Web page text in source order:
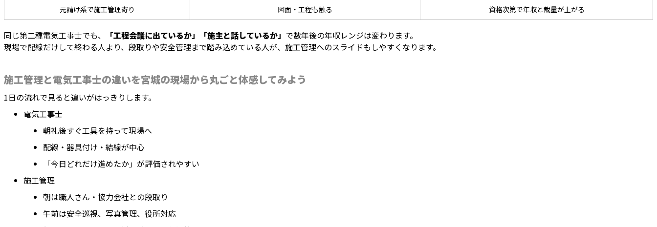
元請け系で施工管理寄り 図面・工程も触る 資格次第で年収と裁量が上がる
同じ第二種電気工事士でも、 「工程会議に出ているか」「施主と話しているか」 で数年後の年収レンジは変わります。
現場で配線だけして終わる人より、段取りや安全管理まで踏み込めている人が、施工管理へのスライドもしやすくなります。
施工管理と電気工事士の違いを宮城の現場から丸ごと体感してみよう
1日の流れで見ると違いがはっきりします。
電気工事士
朝礼後すぐ工具を持って現場へ
配線・器具付け・結線が中心
「今日どれだけ進めたか」が評価されやすい
施工管理
朝は職人さん・協力会社との段取り
午前は安全巡視、写真管理、役所対応